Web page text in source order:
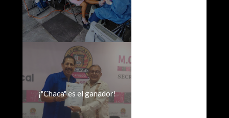
¡"Chaca" es el ganador!